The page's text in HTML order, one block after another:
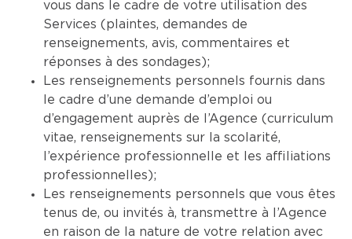
vous dans le cadre de votre utilisation des
Services (plaintes, demandes de
renseignements, avis, commentaires et
réponses à des sondages);
Les renseignements personnels fournis dans
le cadre d’une demande d’emploi ou
d’engagement auprès de l’Agence (curriculum
vitae, renseignements sur la scolarité,
l’expérience professionnelle et les affiliations
professionnelles);
Les renseignements personnels que vous êtes
tenus de, ou invités à, transmettre à l’Agence
en raison de la nature de votre relation avec